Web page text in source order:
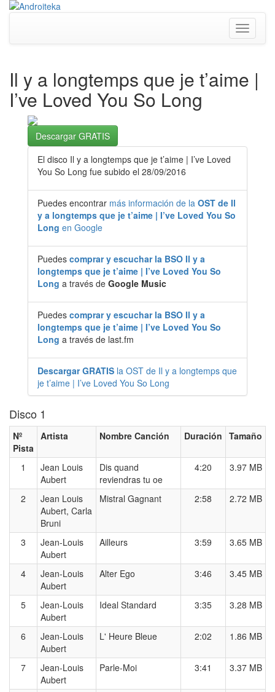
Toggle
Il y a longtemps que je t’aime |
I’ve Loved You So Long
Descargar GRATIS
El disco Il y a longtemps que je t’aime | I’ve Loved
You So Long fue subido el 28/09/2016
Puedes encontrar más información de la OST de Il
y a longtemps que je t’aime | I’ve Loved You So
Long en Google
Puedes comprar y escuchar la BSO Il y a
longtemps que je t’aime | I’ve Loved You So
Long a través de Google Music
Puedes comprar y escuchar la BSO Il y a
longtemps que je t’aime | I’ve Loved You So
Long a través de last.fm
Descargar GRATIS la OST de Il y a longtemps que
je t’aime | I’ve Loved You So Long
Disco 1
Nº
Pista
Artista Nombre Canción Duración Tamaño
1
Jean Louis
Aubert
Dis quand
reviendras tu oe
4:20 3.97 MB
2
Jean Louis
Aubert, Carla
Bruni
Mistral Gagnant 2:58 2.72 MB
3
Jean-Louis
Aubert
Ailleurs 3:59 3.65 MB
4
Jean-Louis
Aubert
Alter Ego 3:46 3.45 MB
5
Jean-Louis
Aubert
Ideal Standard 3:35 3.28 MB
6
Jean-Louis
Aubert
L' Heure Bleue 2:02 1.86 MB
7
Jean-Louis
Aubert
Parle-Moi 3:41 3.37 MB